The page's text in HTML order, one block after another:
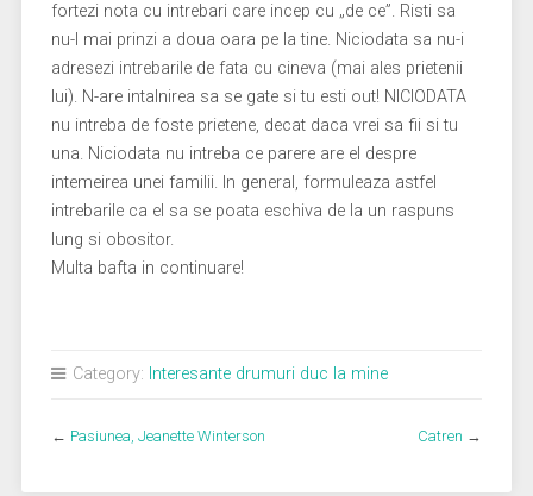
fortezi nota cu intrebari care incep cu „de ce”. Risti sa
nu-l mai prinzi a doua oara pe la tine. Niciodata sa nu-i
adresezi intrebarile de fata cu cineva (mai ales prietenii
lui). N-are intalnirea sa se gate si tu esti out! NICIODATA
nu intreba de foste prietene, decat daca vrei sa fii si tu
una. Niciodata nu intreba ce parere are el despre
intemeirea unei familii. In general, formuleaza astfel
intrebarile ca el sa se poata eschiva de la un raspuns
lung si obositor.
Multa bafta in continuare!
Category: Interesante drumuri duc la mine
← Pasiunea, Jeanette Winterson Catren →